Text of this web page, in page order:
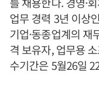
업무 경력 3년 이상
기업·동종업계의 재
격 보유자, 업무용
수기간은 5월26일